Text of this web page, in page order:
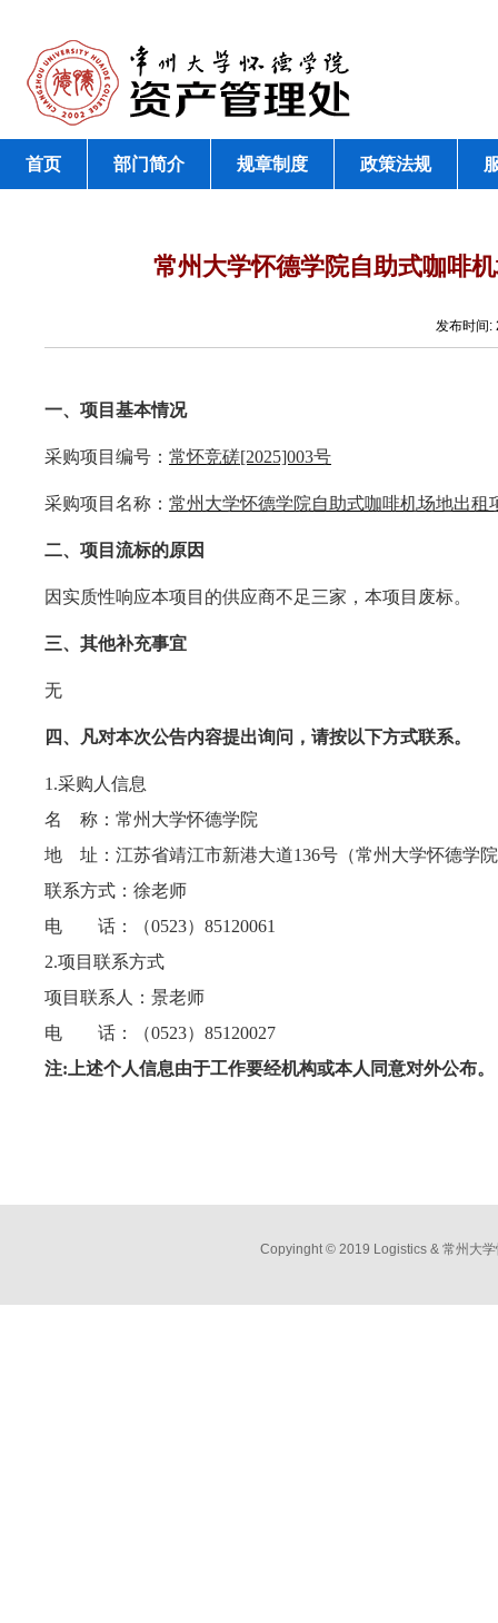
首页 部门简介 规章制度 政策法规
常州大学怀德学院自助式咖啡
发布时间:
一、项目基本情况
采购项目编号： 常怀竞磋[2025]003号
采购项目名称： 常州大学怀德学院自助式咖啡机场地出租
二、项目流标的原因
因实质性响应本项目的供应商不足三家，本项目废标。
三、其他补充事宜
无
四、凡对本次公告内容提出询问，请按以下方式联系。
1.采购人信息
名
称：常州大学怀德学院
地 址：江苏省靖江市新港大道136号（常州大学怀德学
联系方式：徐老师
电 话：（0523）85120061
2.项目联系方式
项目联系人：景老师
电 话：（0523）85120027
注:上述个人信息由于工作要经机构或本人同意对外公布。
Copyinght © 2019 Logistics & 常州大